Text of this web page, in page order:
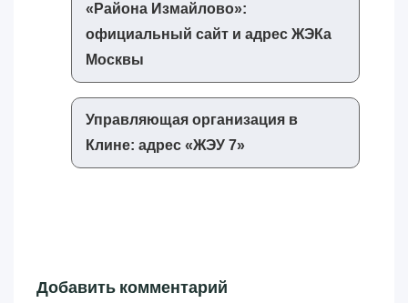
«‎Района Измайлово»‎:
официальный сайт и адрес ЖЭКа
Москвы
Управляющая организация в
Клине: адрес «‎ЖЭУ 7»‎
Добавить комментарий